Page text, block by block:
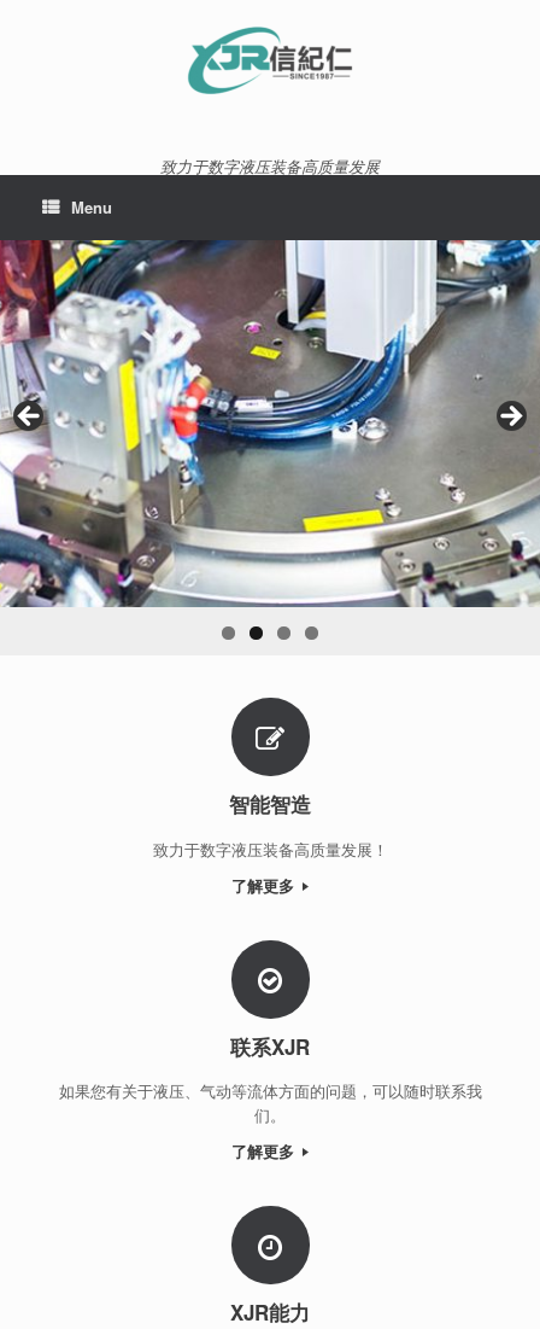
致力于数字液压装备高质量发展
Menu
智能智造
致力于数字液压装备高质量发展！
了解更多
联系XJR
如果您有关于液压、气动等流体方面的问题，可以随时联系我
们。
了解更多
XJR能力